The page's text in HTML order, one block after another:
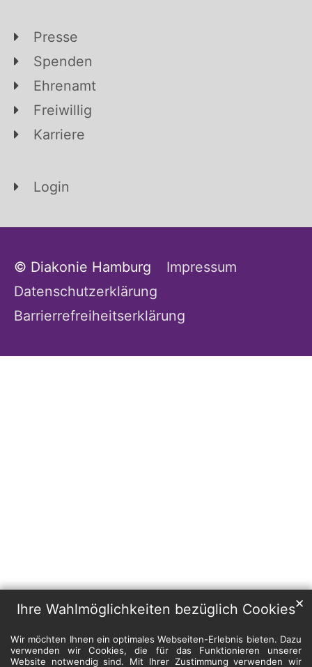
Ihre Wahlmöglichkeiten bezüglich Cookies
Wir möchten Ihnen ein optimales Webseiten-Erlebnis bieten. Dazu
verwenden wir Cookies, die für das Funktionieren unserer
Website notwendig sind. Mit Ihrer Zustimmung verwenden wir
✕
Presse
Spenden
Ehrenamt
Freiwillig
Karriere
Login
© Diakonie Hamburg
Impressum
Datenschutzerklärung
Barrierrefreiheitserklärung